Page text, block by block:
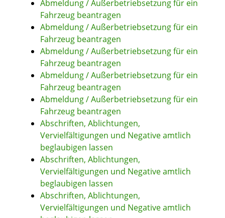
Abmeldung / Außerbetriebsetzung für ein
Fahrzeug beantragen
Abmeldung / Außerbetriebsetzung für ein
Fahrzeug beantragen
Abmeldung / Außerbetriebsetzung für ein
Fahrzeug beantragen
Abmeldung / Außerbetriebsetzung für ein
Fahrzeug beantragen
Abmeldung / Außerbetriebsetzung für ein
Fahrzeug beantragen
Abschriften, Ablichtungen,
Vervielfältigungen und Negative amtlich
beglaubigen lassen
Abschriften, Ablichtungen,
Vervielfältigungen und Negative amtlich
beglaubigen lassen
Abschriften, Ablichtungen,
Vervielfältigungen und Negative amtlich